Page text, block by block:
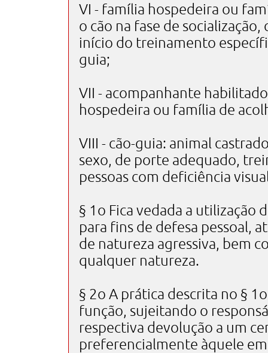
VI - família hospedeira ou
o cão na fase de
início do treinamento
guia;
VII - acompanhante
hospedeira ou família de
VIII - cão-guia: animal
sexo, de porte adequado,
pessoas com deficiência
§ 1o Fica vedada a utilização
para fins de defesa pessoal,
de natureza agressiva, bem
qualquer natureza.
§ 2o A prática descrita no §
função, sujeitando o
respectiva devolução a um
preferencialmente àquele